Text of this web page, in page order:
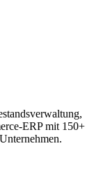
ERP mit 150+